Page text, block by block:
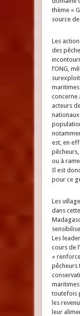
thème «
source de
Les
des
l’ONG,
concerne
acteurs
est, en
ou à
Il est
pour ce
Les
dans
Les
cours de
«
pêcheurs
toutefois
les
leur